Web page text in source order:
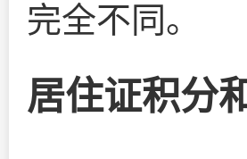
完全不同。
居住证积分